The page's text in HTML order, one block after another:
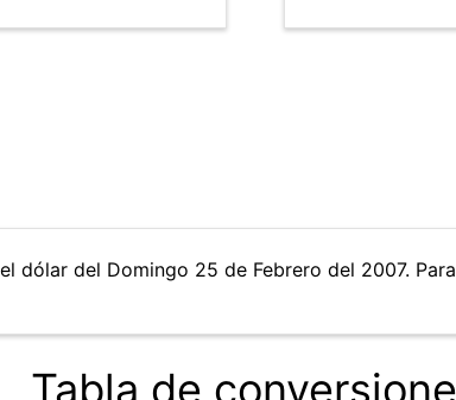
dólar del Domingo 25 de Febrero del 2007.
Tabla de